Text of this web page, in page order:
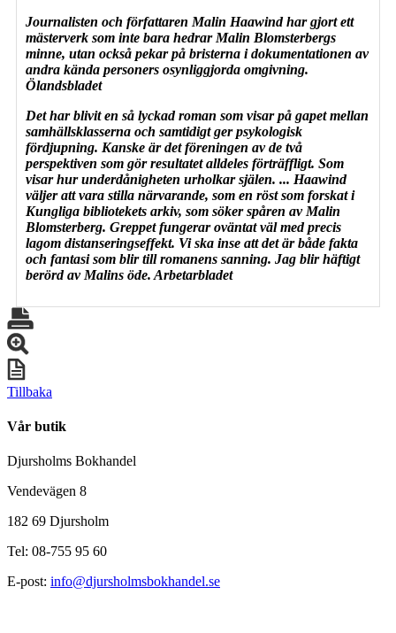
Journalisten och författaren Malin Haawind har gjort ett
mästerverk som inte bara hedrar Malin Blomsterbergs
minne, utan också pekar på bristerna i dokumentationen av
andra kända personers osynliggjorda omgivning.
Ölandsbladet
Det har blivit en så lyckad roman som visar på gapet mellan
samhällsklasserna och samtidigt ger psykologisk
fördjupning. Kanske är det föreningen av de två
perspektiven som gör resultatet alldeles förträffligt. Som
visar hur underdånigheten urholkar själen. ... Haawind
väljer att vara stilla närvarande, som en röst som forskat i
Kungliga bibliotekets arkiv, som söker spåren av Malin
Blomsterberg. Greppet fungerar oväntat väl med precis
lagom distanseringseffekt. Vi ska inse att det är både fakta
och fantasi som blir till romanens sanning. Jag blir häftigt
berörd av Malins öde. Arbetarbladet
Tillbaka
Vår butik
Djursholms Bokhandel
Vendevägen 8
182 69 Djursholm
Tel: 08-755 95 60
E-post: info@djursholmsbokhandel.se